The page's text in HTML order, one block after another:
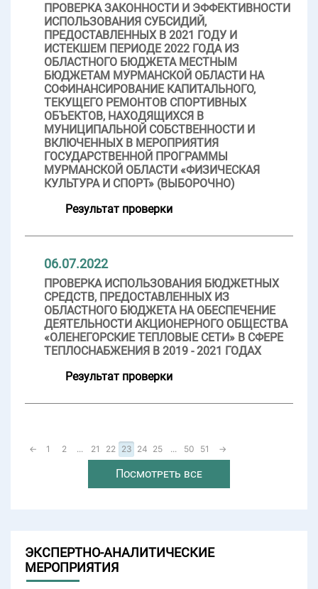
ПРОВЕРКА ЗАКОННОСТИ И ЭФФЕКТИВНОСТИ
ИСПОЛЬЗОВАНИЯ СУБСИДИЙ,
ПРЕДОСТАВЛЕННЫХ В 2021 ГОДУ И
ИСТЕКШЕМ ПЕРИОДЕ 2022 ГОДА ИЗ
ОБЛАСТНОГО БЮДЖЕТА МЕСТНЫМ
БЮДЖЕТАМ МУРМАНСКОЙ ОБЛАСТИ НА
СОФИНАНСИРОВАНИЕ КАПИТАЛЬНОГО,
ТЕКУЩЕГО РЕМОНТОВ СПОРТИВНЫХ
ОБЪЕКТОВ, НАХОДЯЩИХСЯ В
МУНИЦИПАЛЬНОЙ СОБСТВЕННОСТИ И
ВКЛЮЧЕННЫХ В МЕРОПРИЯТИЯ
ГОСУДАРСТВЕННОЙ ПРОГРАММЫ
МУРМАНСКОЙ ОБЛАСТИ «ФИЗИЧЕСКАЯ
КУЛЬТУРА И СПОРТ» (ВЫБОРОЧНО)
Результат проверки
06.07.2022
ПРОВЕРКА ИСПОЛЬЗОВАНИЯ БЮДЖЕТНЫХ
СРЕДСТВ, ПРЕДОСТАВЛЕННЫХ ИЗ
ОБЛАСТНОГО БЮДЖЕТА НА ОБЕСПЕЧЕНИЕ
ДЕЯТЕЛЬНОСТИ АКЦИОНЕРНОГО ОБЩЕСТВА
«ОЛЕНЕГОРСКИЕ ТЕПЛОВЫЕ СЕТИ» В СФЕРЕ
ТЕПЛОСНАБЖЕНИЯ В 2019 - 2021 ГОДАХ
Результат проверки
← 1 2 ... 21 22 23 24 25 ... 50 51 →
Посмотреть все
ЭКСПЕРТНО-АНАЛИТИЧЕСКИЕ
МЕРОПРИЯТИЯ